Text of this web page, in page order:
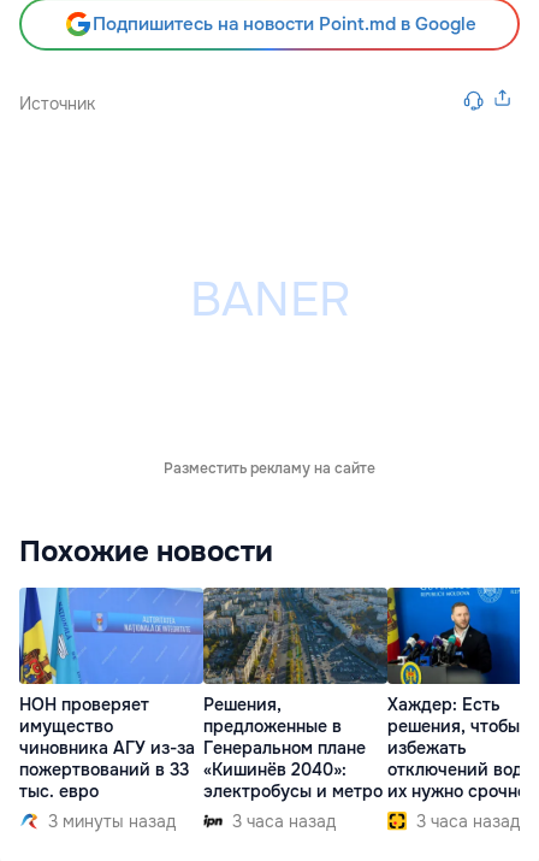
Подпишитесь на новости Point.md в Google
Источник
Разместить рекламу на сайте
Похожие новости
НОН проверяет
имущество
чиновника АГУ из-за
пожертвований в 33
тыс. евро
3 минуты назад
Решения,
предложенные в
Генеральном плане
«Кишинёв 2040»:
электробусы и метро
3 часа назад
Хаждер: Есть
решения, чтобы
избежать
отключений
их нужно срочно
внедрить
3 часа назад